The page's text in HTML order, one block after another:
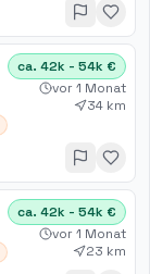
ca. 42k - 54k €
vor 1 Monat
34 km
ca. 42k - 54k €
vor 1 Monat
23 km